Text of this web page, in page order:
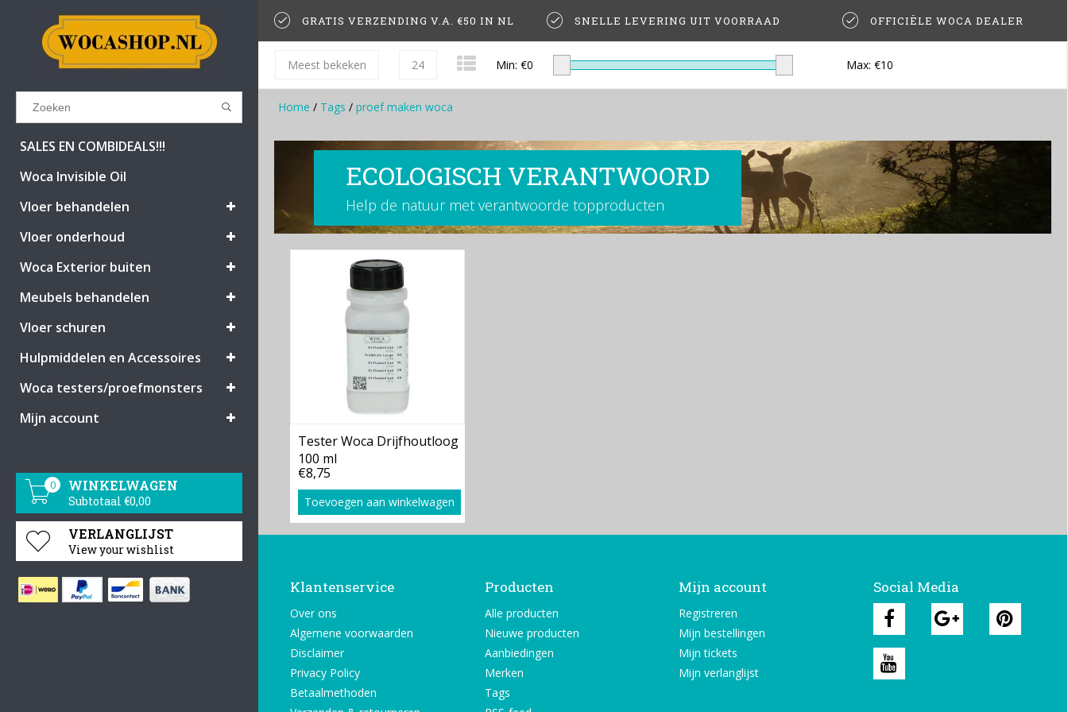
Results found
BEKIJK ALLE RESULTATEN
GA TERUG
SALES EN COMBIDEALS!!!
Woca Invisible Oil
Vloer behandelen
Vloer onderhoud
Woca Exterior buiten
Meubels behandelen
Vloer schuren
Hulpmiddelen en Accessoires
Woca testers/proefmonsters
Mijn account
0 WINKELWAGEN
Subtotaal €0,00
VERLANGLIJST
View your wishlist
GRATIS VERZENDING V.A. €50 IN NL SNELLE LEVERING UIT VOORRAAD OFFICIËLE WOCA DEALER
Meest bekeken 24 Min: €0 Max: €10
Home / Tags / proef maken woca
ECOLOGISCH VERANTWOORD
Help de natuur met verantwoorde topproducten
Tester Woca Drijfhoutloog
100 ml
€8,75
Toevoegen aan winkelwagen
Klantenservice
Over ons
Algemene voorwaarden
Disclaimer
Privacy Policy
Betaalmethoden
Producten
Alle producten
Nieuwe producten
Aanbiedingen
Merken
Tags
Mijn account
Registreren
Mijn bestellingen
Mijn tickets
Mijn verlanglijst
Social Media